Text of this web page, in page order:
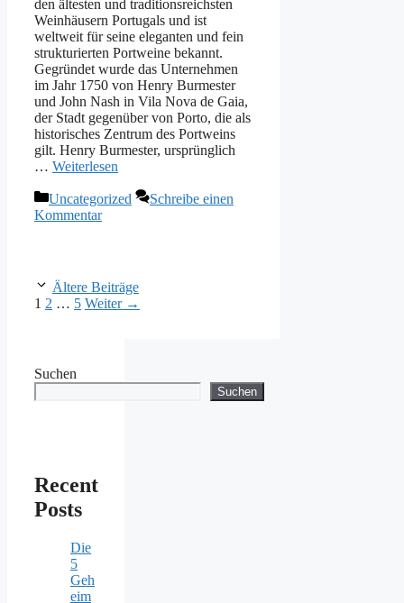
den ältesten und traditionsreichsten
Weinhäusern Portugals und ist
weltweit für seine eleganten und fein
strukturierten Portweine bekannt.
Gegründet wurde das Unternehmen
im Jahr 1750 von Henry Burmester
und John Nash in Vila Nova de Gaia,
der Stadt gegenüber von Porto, die als
historisches Zentrum des Portweins
gilt. Henry Burmester, ursprünglich
… Weiterlesen
Kategorien
Uncategorized
Schreibe einen
Kommentar
Ältere Beiträge
Seite
1 Seite
2 … Seite
5 Weiter →
Suchen
Suchen
Recent
Posts
Die
5
Geh
eim